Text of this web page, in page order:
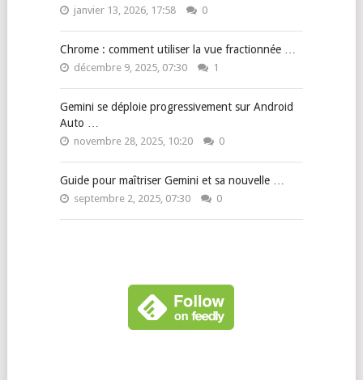
janvier 13, 2026, 17:58 0
Chrome : comment utiliser la vue fractionnée …
décembre 9, 2025, 07:30 1
Gemini se déploie progressivement sur Android
Auto …
novembre 28, 2025, 10:20 0
Guide pour maîtriser Gemini et sa nouvelle …
septembre 2, 2025, 07:30 0